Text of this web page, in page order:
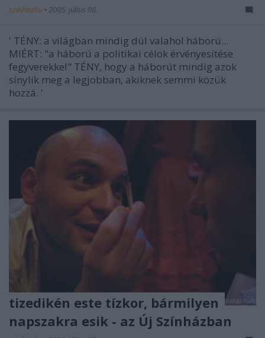
szinhazhu • 2005. július 08.
' TÉNY: a világban mindig dúl valahol háború...
MIÉRT: "a háború a politikai célok érvényesítése
fegyverekkel" TÉNY, hogy a háborút mindig azok
sínylik meg a legjobban, akiknek semmi közük
hozzá. '
tizedikén este tízkor, bármilyen
napszakra esik - az Új Színházban